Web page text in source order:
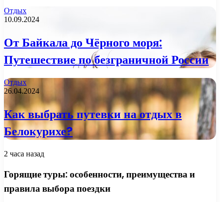
Отдых
10.09.2024
От Байкала до Чёрного моря:
Путешествие по безграничной России
Отдых
26.04.2024
Как выбрать путевки на отдых в
Белокурихе?
2 часа назад
Горящие туры: особенности, преимущества и
правила выбора поездки